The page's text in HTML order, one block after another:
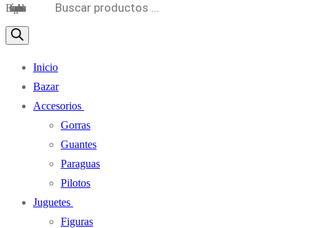
Búsqueda de productos
Inicio
Bazar
Accesorios
Gorras
Guantes
Paraguas
Pilotos
Juguetes
Figuras